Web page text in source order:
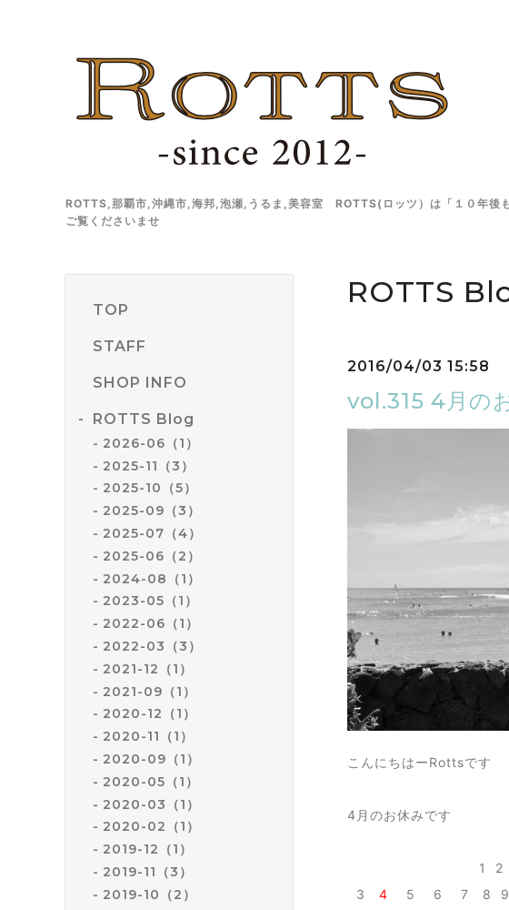
ROTTS,那覇市,沖縄市,海邦,泡瀬,うるま,美容室 ROTTS(ロッツ）は「１０年
ご覧くださいませ
TOP
STAFF
SHOP INFO
ROTTS Blog
2026-06（1）
2025-11（3）
2025-10（5）
2025-09（3）
2025-07（4）
2025-06（2）
2024-08（1）
2023-05（1）
2022-06（1）
2022-03（3）
2021-12（1）
2021-09（1）
2020-12（1）
2020-11（1）
2020-09（1）
2020-05（1）
2020-03（1）
2020-02（1）
2019-12（1）
2019-11（3）
2019-10（2）
ROTTS
2016/04/03 15:58
vol.315 4月の
こんにちはーRottsです
4月のお休みです
1 2
3 4 5 6 7 8 9